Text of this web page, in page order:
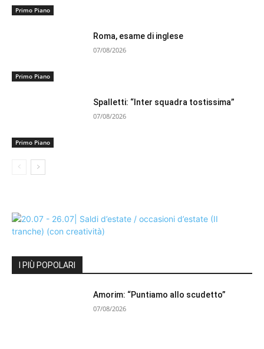
Primo Piano
Primo Piano
Roma, esame di inglese
07/08/2026
Primo Piano
Spalletti: “Inter squadra tostissima”
07/08/2026
I PIÙ POPOLARI
Amorim: “Puntiamo allo scudetto”
07/08/2026